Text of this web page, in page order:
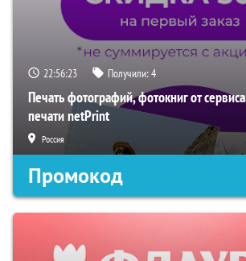
22:56:22 Получили:4
Печать фотографий, фотокниг от
печати netPrint
Россия
Промокод